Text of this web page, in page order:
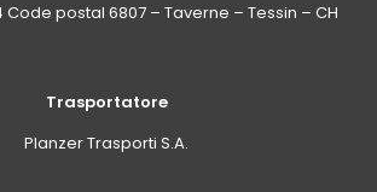
Code postal 6807 – Taverne – Tessin – CH
Trasportatore
Planzer Trasporti S.A.